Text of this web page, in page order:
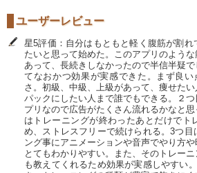
ユーザーレビュー
星5評価：自分はもともと軽く腹筋が割れ
たいと思って始めた。このアプリのよう
あって、長続きしなかったので半信半疑
てなおかつ効果が実感できた。まず良
さ。初級、中級、上級があって、痩せた
パックにしたい人まで誰でもできる。２
プリなので広告がたくさん流れるかなと
はトレーニングが終わったあとだけでト
め、ストレスフリーで続けられる。3つ目
ング事にアニメーションや音声でやり方や
とてもわかりやすい。また、そのトレー
も教えてくれるため効果が実感しやすい